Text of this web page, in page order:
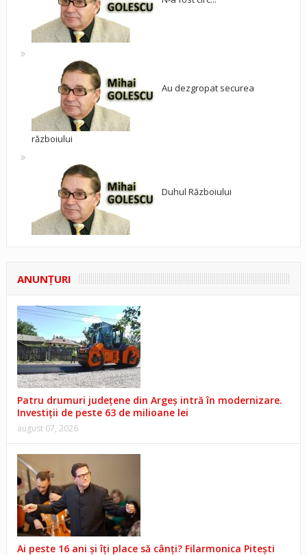
Au dezgropat securea
războiului
Duhul Războiului
ANUNŢURI
Patru drumuri județene din Argeș intră în modernizare.
Investiții de peste 63 de milioane lei
august 07, 2026
Ai peste 16 ani și îți place să cânți? Filarmonica Pitești